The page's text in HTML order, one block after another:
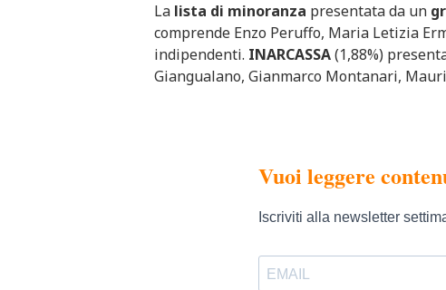
La lista di minoranza presentata da un
comprende Enzo Peruffo, Maria Letizia
indipendenti. INARCASSA(1,88%)
Giangualano, Gianmarco Montanari,